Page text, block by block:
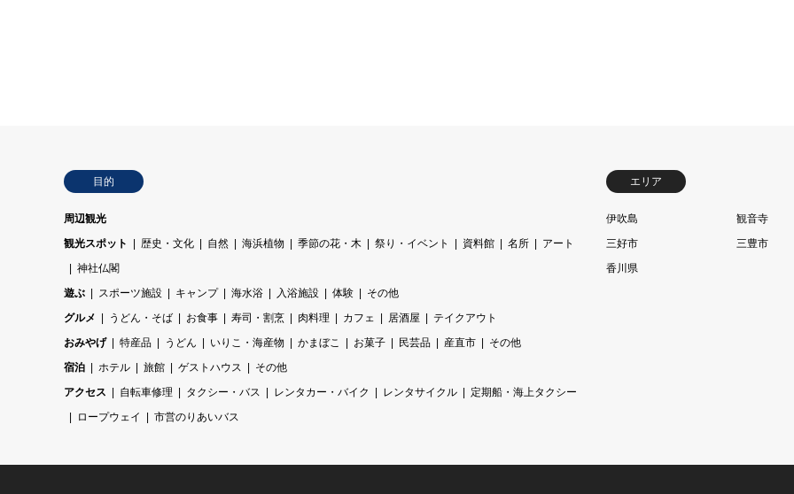
目的
周辺観光
観光スポット
歴史・文化 自然 海浜植物 季節の花・木 祭り・イベント 資料館 名所
アート
神社仏閣
遊ぶ
スポーツ施設 キャンプ 海水浴 入浴施設 体験
その他
グルメ
うどん・そば お食事 寿司・割烹 肉料理 カフェ 居酒屋
テイクアウト
おみやげ
特産品 うどん いりこ・海産物 かまぼこ お菓子 民芸品 産直市
その他
宿泊
ホテル 旅館 ゲストハウス
その他
アクセス
自転車修理 タクシー・バス レンタカー・バイク レンタサイクル
定期船・海上タクシー
ロープウェイ
市営のりあいバス
エリア
伊吹島
観音寺
三好市
三豊市
香川県